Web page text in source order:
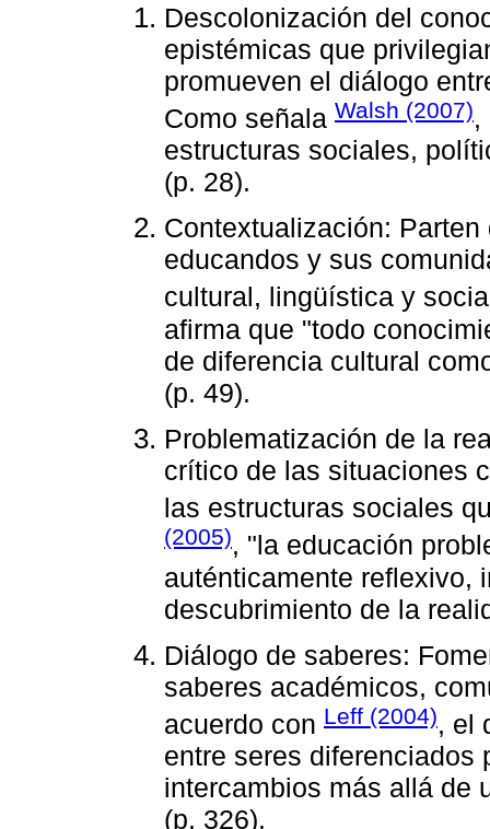
Descolonización del
epistémicas que
promueven el diálogo
Como señala Walsh (2007),
estructuras sociales,
(p. 28).
Contextualización:
educandos y sus
cultural, lingüística y
afirma que "todo
de diferencia cultural
(p. 49).
Problematización de la
crítico de las situaciones
las estructuras sociales
(2005), "la educación
auténticamente reflexivo,
descubrimiento de la
Diálogo de saberes:
saberes académicos,
acuerdo con Leff (2004), el
entre seres diferenciados
intercambios más allá de
(p. 326).